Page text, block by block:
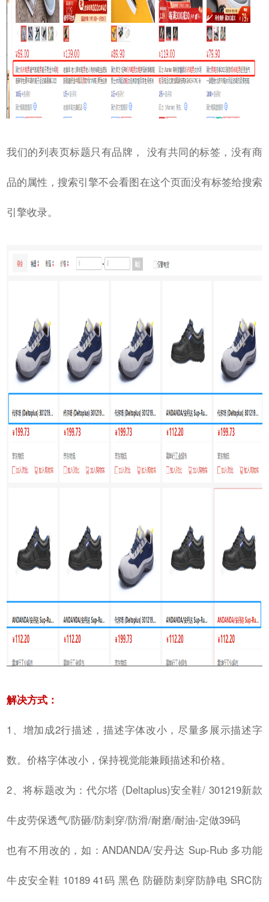
我们的列表页标题只有品牌， 没有共同的标签，没有商
品的属性，搜索引擎不会看图在这个页面没有标签给搜索
引擎收录。
解决方式：
1、增加成2行描述，描述字体改小，尽量多展示描述字
数。价格字体改小，保持视觉能兼顾描述和价格。
2、将标题改为：代尔塔 (Deltaplus)安全鞋/ 301219新款
牛皮劳保透气/防砸/防刺穿/防滑/耐磨/耐油-定做39码
也有不用改的，如：ANDANDA/安丹达 Sup-Rub 多功能
牛皮安全鞋 10189 41码 黑色 防砸防刺穿防静电 SRC防